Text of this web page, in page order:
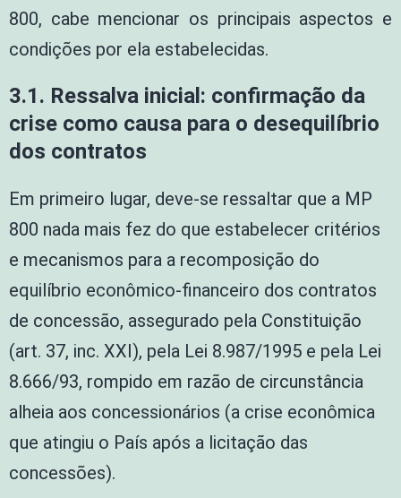
800, cabe mencionar os principais aspectos e
condições por ela estabelecidas.
3.1. Ressalva inicial: confirmação da
crise como causa para o desequilíbrio
dos contratos
Em primeiro lugar, deve-se ressaltar que a MP
800 nada mais fez do que estabelecer critérios
e mecanismos para a recomposição do
equilíbrio econômico-financeiro dos contratos
de concessão, assegurado pela Constituição
(art. 37, inc. XXI), pela Lei 8.987/1995 e pela Lei
8.666/93, rompido em razão de circunstância
alheia aos concessionários (a crise econômica
que atingiu o País após a licitação das
concessões).